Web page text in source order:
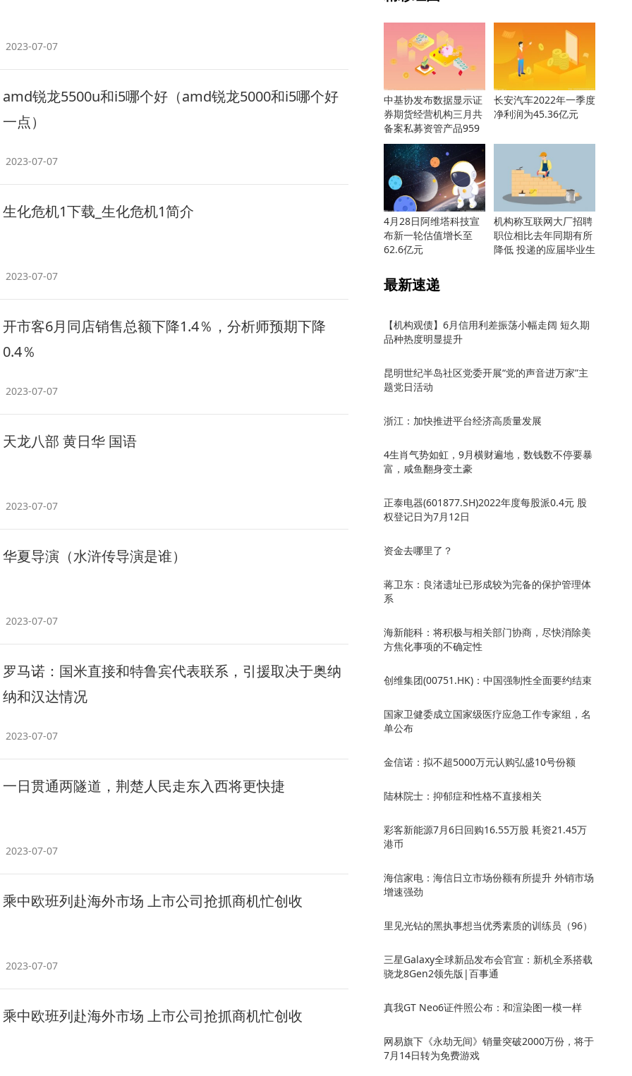
2023-07-07
amd锐龙5500u和i5哪个好（amd锐龙5000和i5哪个好
一点）
2023-07-07
生化危机1下载_生化危机1简介
2023-07-07
开市客6月同店销售总额下降1.4％，分析师预期下降
0.4％
2023-07-07
天龙八部 黄日华 国语
2023-07-07
华夏导演（水浒传导演是谁）
2023-07-07
罗马诺：国米直接和特鲁宾代表联系，引援取决于奥纳
纳和汉达情况
2023-07-07
一日贯通两隧道，荆楚人民走东入西将更快捷
2023-07-07
乘中欧班列赴海外市场 上市公司抢抓商机忙创收
2023-07-07
乘中欧班列赴海外市场 上市公司抢抓商机忙创收
中基协发布数据显示证
券期货经营机构三月共
备案私募资管产品959
只
长安汽车2022年一季度
净利润为45.36亿元
4月28日阿维塔科技宣
布新一轮估值增长至
62.6亿元
机构称互联网大厂招聘
职位相比去年同期有所
降低 投递的应届毕业生
最新速递
【机构观债】6月信用利差振荡小幅走阔 短久期
品种热度明显提升
昆明世纪半岛社区党委开展“党的声音进万家”主
题党日活动
浙江：加快推进平台经济高质量发展
4生肖气势如虹，9月横财遍地，数钱数不停要暴
富，咸鱼翻身变土豪
正泰电器(601877.SH)2022年度每股派0.4元 股
权登记日为7月12日
资金去哪里了？
蒋卫东：良渚遗址已形成较为完备的保护管理体
系
海新能科：将积极与相关部门协商，尽快消除美
方焦化事项的不确定性
创维集团(00751.HK)：中国强制性全面要约结束
国家卫健委成立国家级医疗应急工作专家组，名
单公布
金信诺：拟不超5000万元认购弘盛10号份额
陆林院士：抑郁症和性格不直接相关
彩客新能源7月6日回购16.55万股 耗资21.45万
港币
海信家电：海信日立市场份额有所提升 外销市场
增速强劲
里见光钻的黑执事想当优秀素质的训练员（96）
三星Galaxy全球新品发布会官宣：新机全系搭载
骁龙8Gen2领先版|百事通
真我GT Neo6证件照公布：和渲染图一模一样
网易旗下《永劫无间》销量突破2000万份，将于
7月14日转为免费游戏